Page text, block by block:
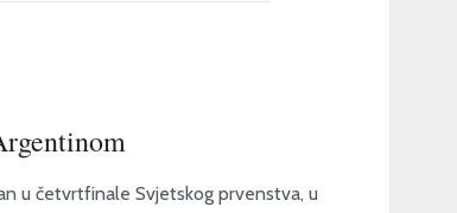
u četvrtfinale Svjetskog prvenstva, u